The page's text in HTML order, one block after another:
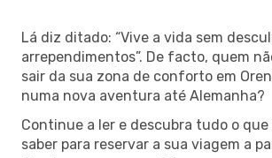
Lá diz ditado: “Vive a vida sem
arrependimentos”. De facto, quem
sair da sua zona de conforto em
numa nova aventura até Alemanha?
Continue a ler e descubra tudo o
saber para reservar a sua viagem a